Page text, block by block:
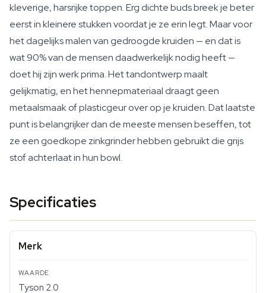
kleverige, harsrijke toppen. Erg dichte buds breek je beter
eerst in kleinere stukken voordat je ze erin legt. Maar voor
het dagelijks malen van gedroogde kruiden — en dat is
wat 90% van de mensen daadwerkelijk nodig heeft —
doet hij zijn werk prima. Het tandontwerp maalt
gelijkmatig, en het hennepmateriaal draagt geen
metaalsmaak of plasticgeur over op je kruiden. Dat laatste
punt is belangrijker dan de meeste mensen beseffen, tot
ze een goedkope zinkgrinder hebben gebruikt die grijs
stof achterlaat in hun bowl.
Specificaties
Merk
Tyson 2.0